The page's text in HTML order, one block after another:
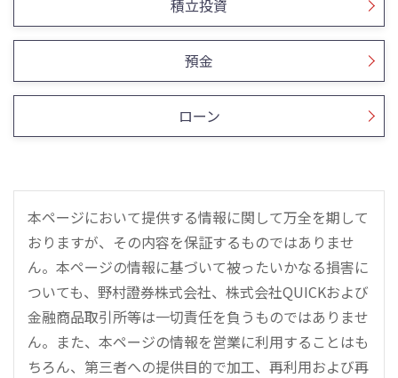
積立投資
預金
ローン
本ページにおいて提供する情報に関して万全を期して
おりますが、その内容を保証するものではありませ
ん。本ページの情報に基づいて被ったいかなる損害に
ついても、野村證券株式会社、株式会社QUICKおよび
金融商品取引所等は一切責任を負うものではありませ
ん。また、本ページの情報を営業に利用することはも
ちろん、第三者への提供目的で加工、再利用および再